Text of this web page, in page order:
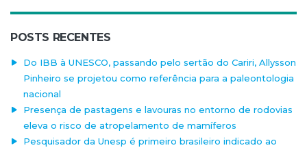
POSTS RECENTES
Do IBB à UNESCO, passando pelo sertão do Cariri, Allysson
Pinheiro se projetou como referência para a paleontologia
nacional
Presença de pastagens e lavouras no entorno de rodovias
eleva o risco de atropelamento de mamíferos
Pesquisador da Unesp é primeiro brasileiro indicado ao